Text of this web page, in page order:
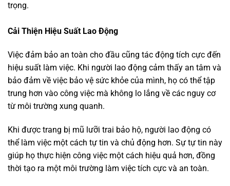
trọng.
Cải Thiện Hiệu Suất Lao Động
Việc đảm bảo an toàn cho đầu cũng tác động tích cực đến
hiệu suất làm việc. Khi người lao động cảm thấy an tâm và
bảo đảm về việc bảo vệ sức khỏe của mình, họ có thể tập
trung hơn vào công việc mà không lo lắng về các nguy cơ
từ môi trường xung quanh.
Khi được trang bị mũ lưỡi trai bảo hộ, người lao động có
thể làm việc một cách tự tin và chủ động hơn. Sự tự tin này
giúp họ thực hiện công việc một cách hiệu quả hơn, đồng
thời tạo ra một môi trường làm việc tích cực và an toàn.